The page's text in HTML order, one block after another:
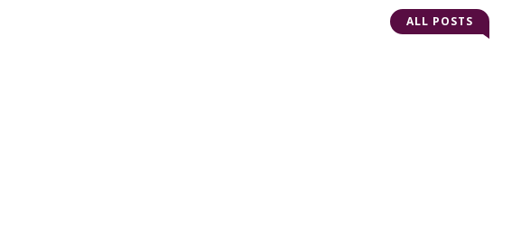
ALL POSTS